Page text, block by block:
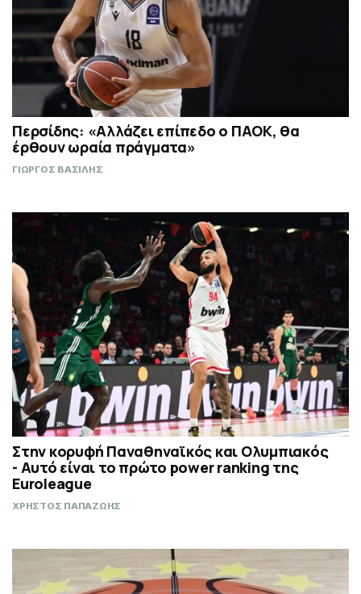
Περσίδης: «Αλλάζει επίπεδο ο ΠΑΟΚ, θα
έρθουν ωραία πράγματα»
ΓΙΩΡΓΟΣ ΒΑΣΙΛΗΣ
Στην κορυφή Παναθηναϊκός και Ολυμπιακός
- Αυτό είναι το πρώτο power ranking της
Euroleague
ΧΡΗΣΤΟΣ ΠΑΠΑΖΩΗΣ